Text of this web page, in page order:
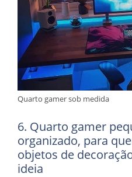
Quarto gamer sob medida
6. Quarto gamer
organizado, para
objetos de
ideia